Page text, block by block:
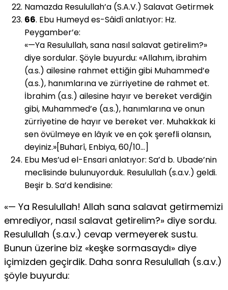
Namazda Resulullah’a (S.A.V.) Salavat Getirmek
66. Ebu Humeyd es-Sâidî anlatıyor: Hz.
Peygamber’e:
«—Ya Resulullah, sana nasıl salavat getirelim?»
diye sordu­lar. Şöyle buyurdu: «Allahım, ibrahim
(a.s.) ailesine rahmet ettiğin gibi Muhammed’e
(a.s.), hanımlarına ve zürriyetine de rahmet et.
İbrahim (a.s.) ailesine hayır ve bereket verdi­ğin
gibi, Muhammed’e (a.s.), hanımlarına ve onun
zürriye­tine de hayır ve bereket ver. Muhakkak ki
sen övülmeye en lâyık ve en çok şerefli olansın,
deyiniz.»[Buharî, Enbiya, 60/10…]
Ebu Mes’ud el-Ensari anlatıyor: Sa’d b. Ubade’nin
meclisinde bulunuyorduk. Resulullah (s.a.v.) geldi.
Beşir b. Sa’d kendi­sine:
«— Ya Resulullah! Allah sana salavat getirmemizi
emrediyor, nasıl salavat getirelim?» diye sordu.
Resulullah (s.a.v.) cevap vermeyerek sustu.
Bunun üzerine biz «keşke sormasaydı» diye
içimiz­den geçirdik. Daha sonra Resulullah (s.a.v.)
şöyle buyurdu: